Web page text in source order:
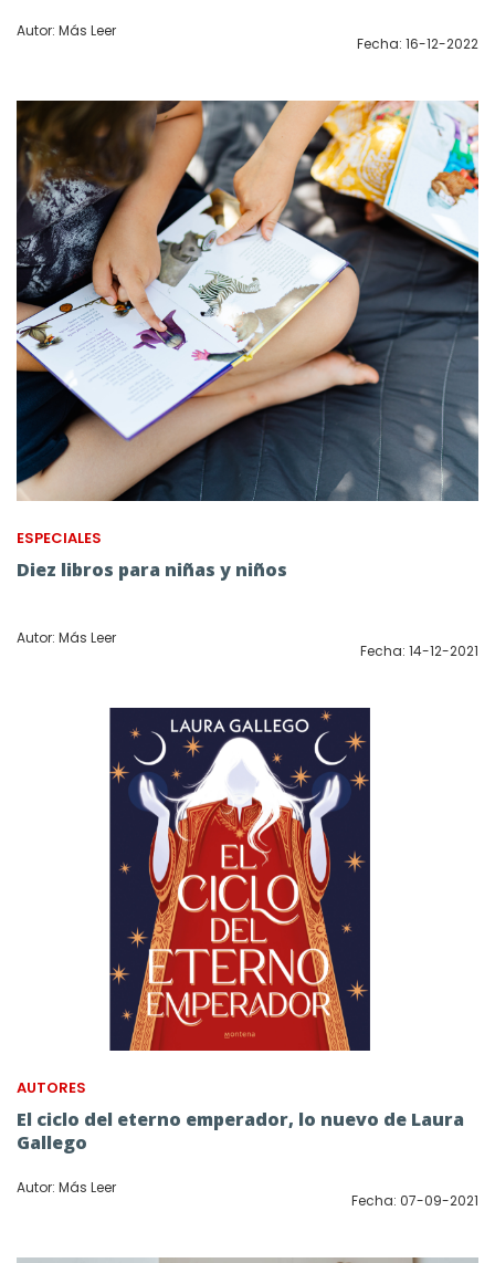
Autor: Más Leer
Fecha: 16-12-2022
ESPECIALES
Diez libros para niñas y niños
Autor: Más Leer
Fecha: 14-12-2021
AUTORES
El ciclo del eterno emperador, lo nuevo de Laura
Gallego
Autor: Más Leer
Fecha: 07-09-2021